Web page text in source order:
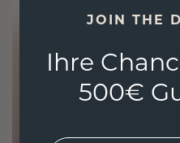
JOIN THE
Ihre
500€